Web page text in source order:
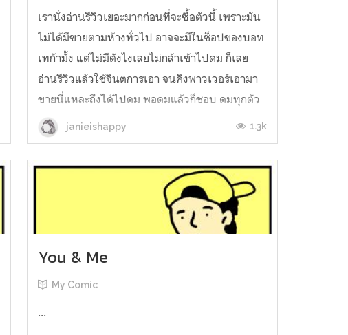
เรานั่งอ่านรีวิวเยอะมากก่อนที่จะซื้อตัวนี้ เพราะมัน
ไม่ได้มีขายตามห้างทั่วไป อาจจะมีในช็อปของบอท
เทก้ามั้ง แต่ไม่มีตังไงเลยไม่กล้าเข้าไปดม ก็เลย
อ่านรีวิวแล้วใช้จินตการเอา จนคิงพาวเวอร์เอามา
ขายนี่แหละถึงได้ไปดม พอดมแล้วก็ชอบ ดมทุกตัว
ดมมันทั้งเคาน์เตอร์ ดมทุกรุ่นของยี่ห้อนี้ แล้วก็
อยากได้มันทุกรุ่นค่า ...
janieishappy 1.3k
You & Me
My Comic
...